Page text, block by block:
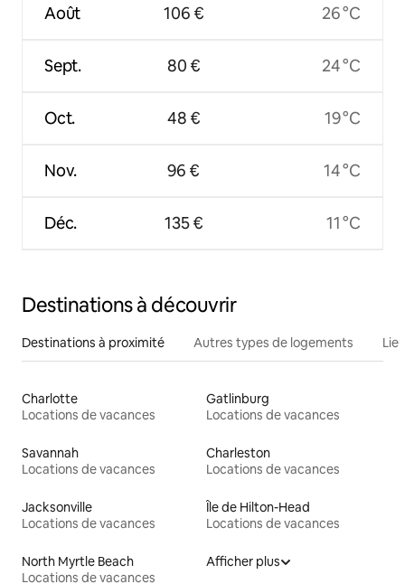
Août
Sept.
Oct.
Nov.
Déc.
106 €
80 €
48 €
96 €
135 €
26 °C
24 °C
19 °C
14 °C
11 °C
Destinations à découvrir
Destinations à proximité Autres types de logements
Charlotte
Locations de vacances
Gatlinburg
Locations de vacances
Savannah
Locations de vacances
Charleston
Locations de vacances
Jacksonville
Locations de vacances
Île de Hilton-Head
Locations de vacances
North Myrtle Beach
Locations de vacances
Afficher plus